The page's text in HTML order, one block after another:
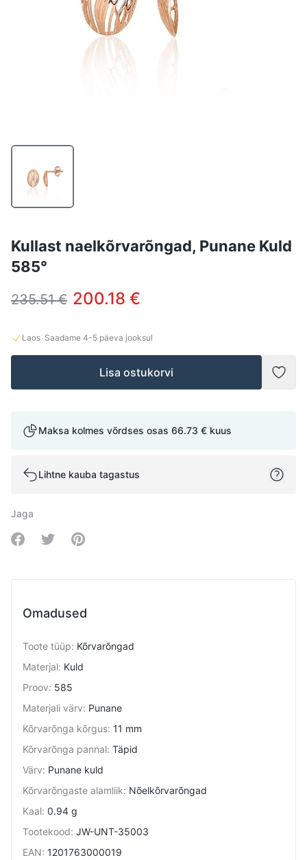
Kullast naelkõrvarõngad, Punane Kuld
585°
235.51 € 200.18 €
Laos· Saadame 4-5 päeva jooksul
Lisa ostukorvi
Maksa kolmes võrdses osas 66.73 € kuus
Lihtne kauba tagastus
Jaga
Share on Facebook
Share on Twitter
Share on Pinterest
Omadused
Toote tüüp: Kõrvarõngad
Materjal: Kuld
Proov: 585
Materjali värv: Punane
Kõrvarõnga kõrgus: 11 mm
Kõrvarõnga pannal: Täpid
Värv: Punane kuld
Kõrvarõngaste alamliik: Nõelkõrvarõngad
Kaal: 0.94 g
Tootekood: JW-UNT-35003
EAN: 1201763000019